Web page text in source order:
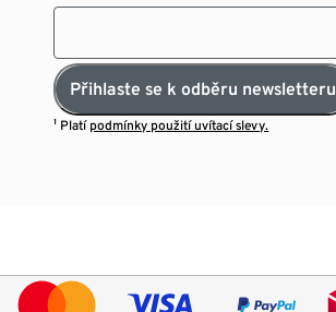
Přihlaste se k odběru newsletteru
¹ Platí podmínky použití uvítací slevy.